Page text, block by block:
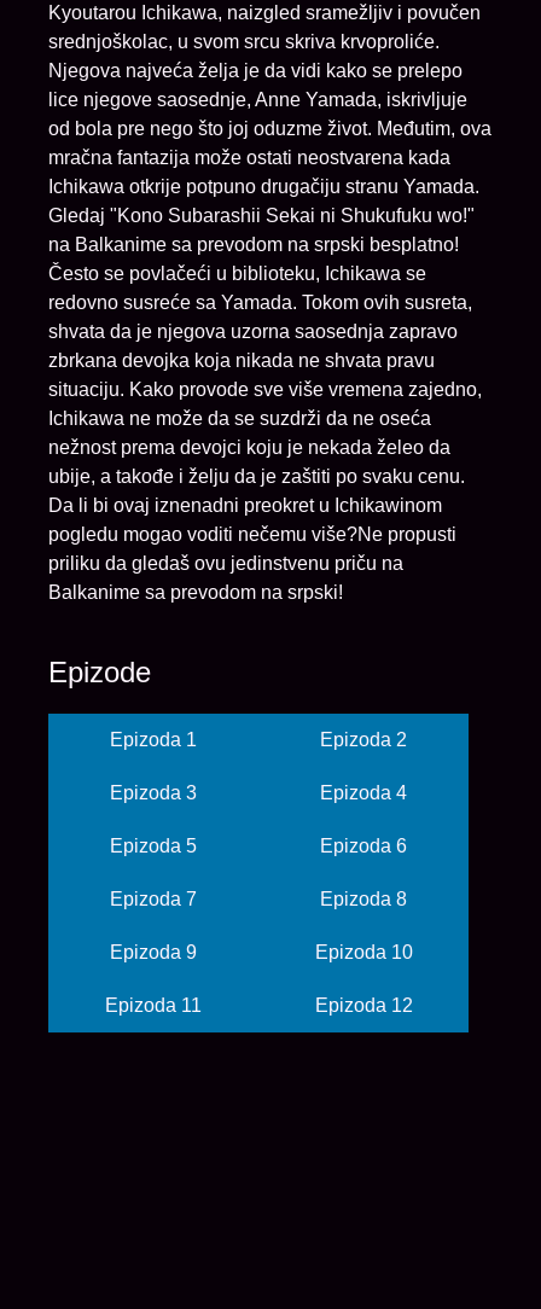
Kyoutarou Ichikawa, naizgled sramežljiv i povučen
srednjoškolac, u svom srcu skriva krvoproliće.
Njegova najveća želja je da vidi kako se prelepo
lice njegove saosednje, Anne Yamada, iskrivljuje
od bola pre nego što joj oduzme život. Međutim, ova
mračna fantazija može ostati neostvarena kada
Ichikawa otkrije potpuno drugačiju stranu Yamada.
Gledaj "Kono Subarashii Sekai ni Shukufuku wo!"
na Balkanime sa prevodom na srpski besplatno!
Često se povlačeći u biblioteku, Ichikawa se
redovno susreće sa Yamada. Tokom ovih susreta,
shvata da je njegova uzorna saosednja zapravo
zbrkana devojka koja nikada ne shvata pravu
situaciju. Kako provode sve više vremena zajedno,
Ichikawa ne može da se suzdrži da ne oseća
nežnost prema devojci koju je nekada želeo da
ubije, a takođe i želju da je zaštiti po svaku cenu.
Da li bi ovaj iznenadni preokret u Ichikawinom
pogledu mogao voditi nečemu više?Ne propusti
priliku da gledaš ovu jedinstvenu priču na
Balkanime sa prevodom na srpski!
Epizode
Epizoda 1 Epizoda 2
Epizoda 3 Epizoda 4
Epizoda 5 Epizoda 6
Epizoda 7 Epizoda 8
Epizoda 9 Epizoda 10
Epizoda 11 Epizoda 12